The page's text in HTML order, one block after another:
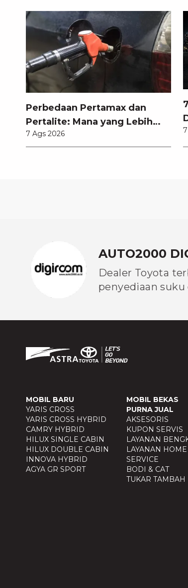
Perbedaan Pertamax dan
Pertalite: Mana yang Lebih
Baik untuk Mobil Toyota
Anda?
7 Ags 2026
AUTO2000
Dealer Toyota
penyediaan
MOBIL BARU
YARIS CROSS
YARIS CROSS HYBRID
CAMRY HYBRID
HILUX SINGLE CABIN
HILUX DOUBLE CABIN
INNOVA HYBRID
AGYA GR SPORT
MOBIL BEKAS
PURNA JUAL
AKSESORIS
KUPON SERVIS
LAYANAN
LAYANAN HOME
SERVICE
BODI & CAT
TUKAR TAMBAH